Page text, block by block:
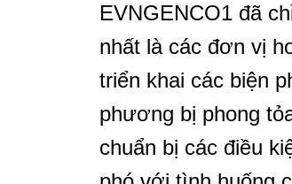
EVNGENCO1 đã
nhất là các đơn vị
triển khai các biện
phương bị phong
chuẩn bị các điều